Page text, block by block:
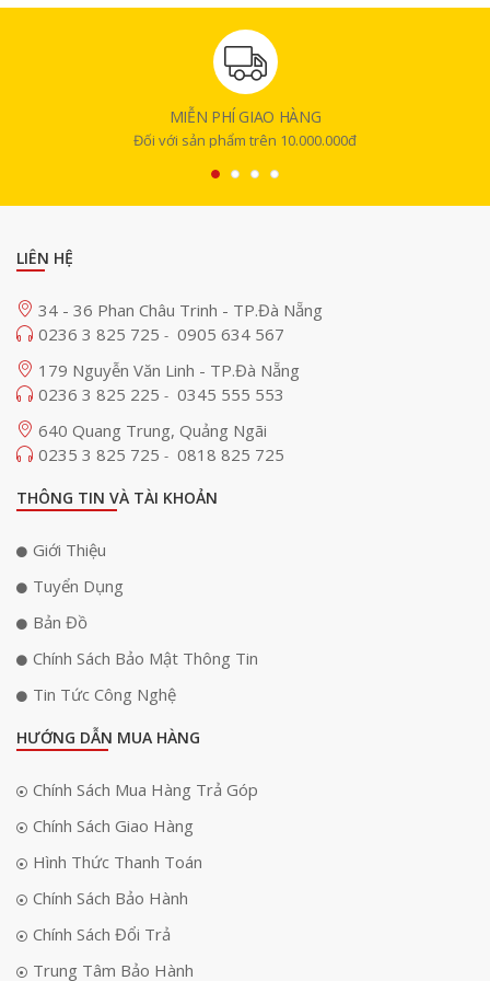
Thiết kế chuyên nghiệp dòng L chống thời tiết
Thuộc dòng Canon L-series, RF 85mm f/1.4L VCM được hoàn thiện với
chất lượng chế tác cao cấp. Khả năng chống bụi và chống ẩm giúp nhiếp
ảnh gia an tâm sử dụng trong các điều kiện khắc nghiệt như mưa nhẹ,
sương mù hay môi trường nhiều bụi. Bên cạnh đó, lớp phủ fluorine trên
bề mặt thấu kính trước hạn chế bám bẩn, dấu vân tay và dầu mỡ đồng
nâng cao độ bền của ống kính mà còn đảm bảo duy trì hiệu suất quang
học ổn định trong suốt thời gian dài.
chọn khi chụp chân dung nhờ khả năng tái hiện khuôn mặt cân đối
không bị méo hình như ống kính góc rộng. Góc nhìn của ống kính
MIỄN PHÍ GIAO HÀNG
Đối với sản phẩm trên 10.000.000đ
LIÊN HỆ
34 - 36 Phan Châu Trinh - TP.Đà Nẵng
0236 3 825 725 - 0905 634 567
179 Nguyễn Văn Linh - TP.Đà Nẵng
0236 3 825 225 - 0345 555 553
640 Quang Trung, Quảng Ngãi
0235 3 825 725 - 0818 825 725
THÔNG TIN VÀ TÀI KHOẢN
Giới Thiệu
Tuyển Dụng
Bản Đồ
Chính Sách Bảo Mật Thông Tin
Tin Tức Công Nghệ
HƯỚNG DẪN MUA HÀNG
Chính Sách Mua Hàng Trả Góp
Chính Sách Giao Hàng
Hình Thức Thanh Toán
Chính Sách Bảo Hành
Chính Sách Đổi Trả
Trung Tâm Bảo Hành